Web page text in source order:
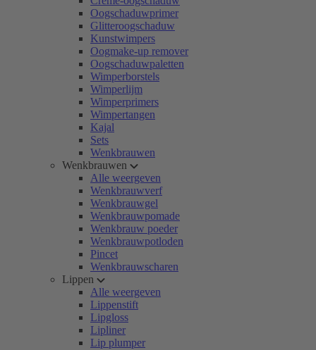
Oogschaduwprimer
Glitteroogschaduw
Kunstwimpers
Oogmake-up remover
Oogschaduwpaletten
Wimperborstels
Wimperlijm
Wimperprimers
Wimpertangen
Kajal
Sets
Wenkbrauwen
Wenkbrauwen
Alle weergeven
Wenkbrauwverf
Wenkbrauwgel
Wenkbrauwpomade
Wenkbrauw poeder
Wenkbrauwpotloden
Pincet
Wenkbrauwscharen
Lippen
Alle weergeven
Lippenstift
Lipgloss
Lipliner
Lip plumper